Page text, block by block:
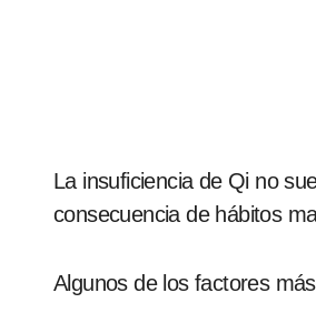
La insuficiencia de Qi no
consecuencia de hábitos
Algunos de los factores